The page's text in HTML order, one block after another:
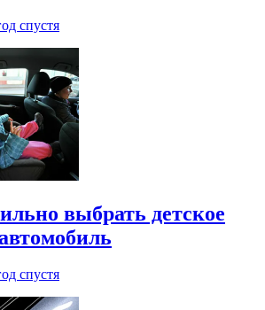
спустя
выбрать детское
спустя